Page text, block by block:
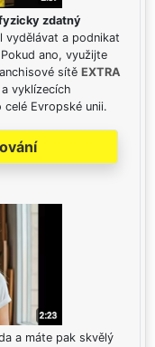
zdatný
vydělávat a podnikat
ano, využijte
sítě EXTRA
vyklízecích
Evropské unii.
a máte pak skvělý